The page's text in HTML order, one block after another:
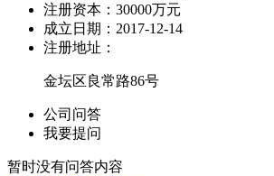
注册资本： 30000万元
成立日期： 2017-12-14
注册地址：
金坛区良常路86号
公司问答
我要提问
暂时没有问答内容